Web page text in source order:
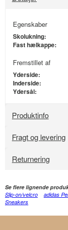
Egenskaber
Skolukning:
Fast hælkappe:
Fremstillet af
Yderside:
Inderside:
Ydersål:
Produktinfo
Fragt og levering
Returnering
Se flere lignende
Slip-on/velcro
adidas
Sneakers